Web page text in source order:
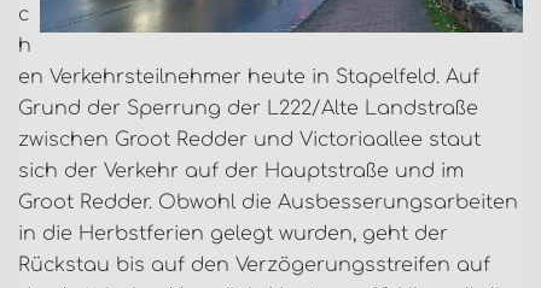
c
h
en Verkehrsteilnehmer heute in Stapelfeld. Auf
Grund der Sperrung der L222/Alte Landstraße
zwischen Groot Redder und Victoriaallee staut
sich der Verkehr auf der Hauptstraße und im
Groot Redder. Obwohl die Ausbesserungsarbeiten
in die Herbstferien gelegt wurden, geht der
Rückstau bis auf den Verzögerungsstreifen auf